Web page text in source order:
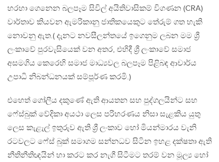
හරහා ගෙනෙන බලපෑම සිවිල් අයිතිවාසිකම් විගණන (CRA)
වාර්තාව කියවන ඇමරිකානු ජාතිකයෙකුට තේරුම් ගත හැකි
නොවනු ඇත.( දැනට නවසීලන්තයේ ඉගෙනුම ලබන මම ශ්‍රී
ලංකාවේ පුරවැසියෙක් වන අතර, එහිදී ශ්‍රී ලංකාවේ සමාජ
අසමගිය කෙරෙහි සමාජ මාධ්‍යවල බලපෑම පිළිබඳ ආචාර්ය
උපාධි නිබන්ධනයක් සම්පූර්ණ කරමි.)
එහෙත් ගෝලීය දකුණේ ඇති ආයතන සහ පුද්ගලයින්ට සහ
ෆේස්බුක් වේදිකා අයථා ලෙස පරිහරණය නිසා සැළකිය යුතු
ලෙස කැළැල් ඉතුරුව ඇති ශ්‍රී ලංකාව හෝ මියන්මාරය වැනි
රටවලට ෆේස් බුක් සමාගම සන්නධව සිටින ඉහළ දක්ෂතා ඇති
නීතිනීතිඥයින් හා කරට කර නැගී සිටීමට තරම් වන මූල්‍ය හෝ